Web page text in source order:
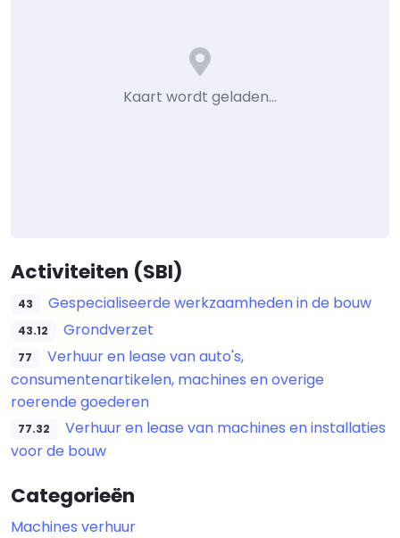
Kaart wordt geladen…
Activiteiten (SBI)
43 Gespecialiseerde werkzaamheden in de bouw
43.12 Grondverzet
77
Verhuur en lease van auto's,
consumentenartikelen, machines en overige
roerende goederen
77.32
Verhuur en lease van machines en installaties
voor de bouw
Categorieën
Machines verhuur